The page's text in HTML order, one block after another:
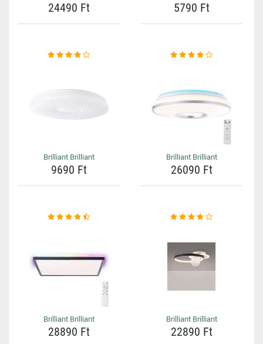
24490 Ft 5790 Ft
Brilliant Brilliant
9690 Ft
Brilliant Brilliant
26090 Ft
Brilliant Brilliant
28890 Ft
Brilliant Brilliant
22890 Ft